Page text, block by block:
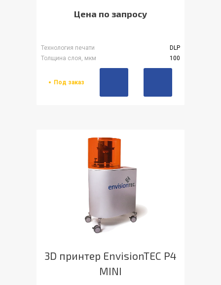
Цена по запросу
Технология печати
DLP
Толщина слоя, мкм
100
Под заказ
3D принтер EnvisionTEC P4
MINI